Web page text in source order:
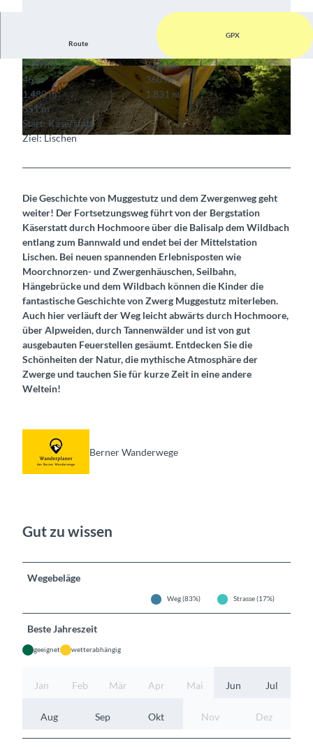
© Bergbahnen Hasliberg
© Bergbahnen Hasliberg © Berner Wanderwege
Route
GPX
1:20 h
3,62 km
46 m
360 m
1.480 m
1.831 m
351 m
Start: Käserstatt
Ziel: Lischen
Die Geschichte von Muggestutz und dem Zwergenweg geht
weiter! Der Fortsetzungsweg führt von der Bergstation
Käserstatt durch Hochmoore über die Balisalp dem Wildbach
entlang zum Bannwald und endet bei der Mittelstation
Lischen. Bei neuen spannenden Erlebnisposten wie
Moorchnorzen- und Zwergenhäuschen, Seilbahn,
Hängebrücke und dem Wildbach können die Kinder die
fantastische Geschichte von Zwerg Muggestutz miterleben.
Auch hier verläuft der Weg leicht abwärts durch Hochmoore,
über Alpweiden, durch Tannenwälder und ist von gut
ausgebauten Feuerstellen gesäumt. Entdecken Sie die
Schönheiten der Natur, die mythische Atmosphäre der
Zwerge und tauchen Sie für kurze Zeit in eine andere
Weltein!
Berner Wanderwege
Gut zu wissen
Wegebeläge
Weg (83%) Strasse (17%)
Beste Jahreszeit
geeignet wetterabhängig
Jan Feb Mär Apr Mai Jun Jul
Aug Sep Okt Nov Dez